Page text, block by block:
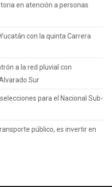
en atención a personas
con la quinta Carrera
a la red pluvial con
Sur
para el Nacional Sub-
público, es invertir en